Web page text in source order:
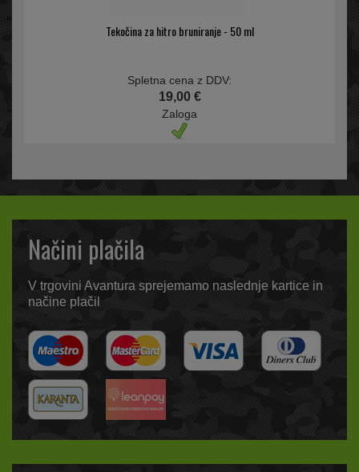
Tekočina za hitro bruniranje - 50 ml
Spletna cena z DDV:
19,00 €
Zaloga
Načini plačila
V trgovini Avantura sprejemamo naslednje kartice in
načine plačil